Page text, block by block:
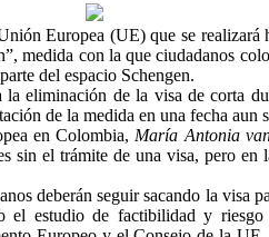
Europea (UE) que se realizará
medida con la que ciudadanos
del espacio Schengen.
eliminación de la visa de corta
de la medida en una fecha aun
en Colombia, María Antonia
sin el trámite de una visa, pero en
deberán seguir sacando la visa
el estudio de factibilidad y